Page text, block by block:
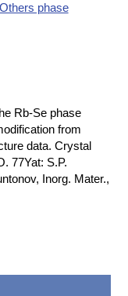
phase
Rb-Se phase
from
data. Crystal
77Yat: S.P.
Inorg. Mater.,